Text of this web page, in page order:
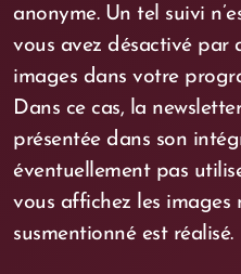
anonyme. Un tel suivi
vous avez désactivé par
images dans votre
Dans ce cas, la
présentée dans son
éventuellement pas
vous affichez les images
susmentionné est réalisé.